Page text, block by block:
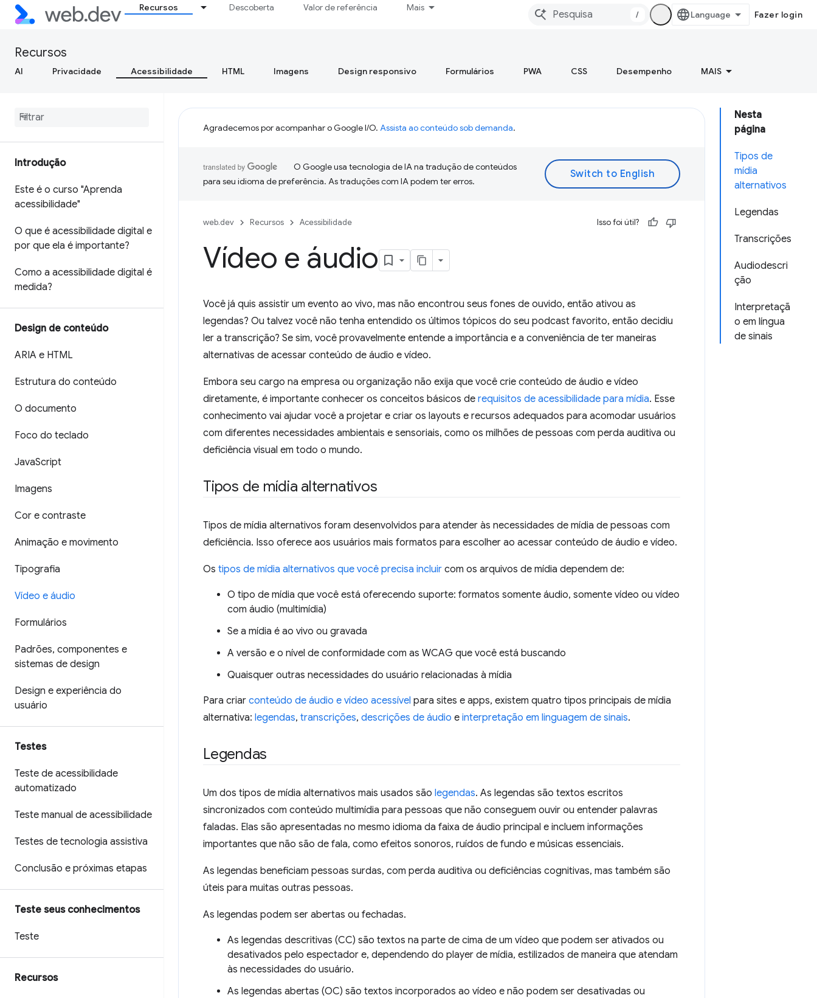
Recursos Descoberta Valor de referência Mais
/ Fazer login
Recursos
AI Privacidade Acessibilidade HTML Imagens Design responsivo Formulários PWA CSS Desempenho MAIS
Introdução
Este é o curso "Aprenda
acessibilidade"
O que é acessibilidade digital e
por que ela é importante?
Como a acessibilidade digital é
medida?
Design de conteúdo
ARIA e HTML
Estrutura do conteúdo
O documento
Foco do teclado
JavaScript
Imagens
Cor e contraste
Animação e movimento
Tipografia
Vídeo e áudio
Formulários
Padrões, componentes e
sistemas de design
Design e experiência do
usuário
Testes
Teste de acessibilidade
automatizado
Teste manual de acessibilidade
Testes de tecnologia assistiva
Conclusão e próximas etapas
Teste seus conhecimentos
Teste
Recursos
Nesta
página
Tipos de
mídia
alternativos
Legendas
Transcrições
Audiodescri
ção
Interpretaçã
o em língua
de sinais
Agradecemos por acompanhar o Google I/O. Assista ao conteúdo sob demanda.
O Google usa tecnologia de IA na tradução de conteúdos
para seu idioma de preferência. As traduções com IA podem ter erros.
web.dev Recursos Acessibilidade Isso foi útil?
Vídeo e áudio
Você já quis assistir um evento ao vivo, mas não encontrou seus fones de ouvido, então ativou as
legendas? Ou talvez você não tenha entendido os últimos tópicos do seu podcast favorito, então decidiu
ler a transcrição? Se sim, você provavelmente entende a importância e a conveniência de ter maneiras
alternativas de acessar conteúdo de áudio e vídeo.
Embora seu cargo na empresa ou organização não exija que você crie conteúdo de áudio e vídeo
diretamente, é importante conhecer os conceitos básicos de requisitos de acessibilidade para mídia. Esse
conhecimento vai ajudar você a projetar e criar os layouts e recursos adequados para acomodar usuários
com diferentes necessidades ambientais e sensoriais, como os milhões de pessoas com perda auditiva ou
deficiência visual em todo o mundo.
Tipos de mídia alternativos
Tipos de mídia alternativos foram desenvolvidos para atender às necessidades de mídia de pessoas com
deficiência. Isso oferece aos usuários mais formatos para escolher ao acessar conteúdo de áudio e vídeo.
Os tipos de mídia alternativos que você precisa incluir com os arquivos de mídia dependem de:
O tipo de mídia que você está oferecendo suporte: formatos somente áudio, somente vídeo ou vídeo
com áudio (multimídia)
Se a mídia é ao vivo ou gravada
A versão e o nível de conformidade com as WCAG que você está buscando
Quaisquer outras necessidades do usuário relacionadas à mídia
Para criar conteúdo de áudio e vídeo acessível para sites e apps, existem quatro tipos principais de mídia
alternativa: legendas, transcrições, descrições de áudio e interpretação em linguagem de sinais.
Legendas
Um dos tipos de mídia alternativos mais usados são legendas. As legendas são textos escritos
sincronizados com conteúdo multimídia para pessoas que não conseguem ouvir ou entender palavras
faladas. Elas são apresentadas no mesmo idioma da faixa de áudio principal e incluem informações
importantes que não são de fala, como efeitos sonoros, ruídos de fundo e músicas essenciais.
As legendas beneficiam pessoas surdas, com perda auditiva ou deficiências cognitivas, mas também são
úteis para muitas outras pessoas.
As legendas podem ser abertas ou fechadas.
As legendas descritivas (CC) são textos na parte de cima de um vídeo que podem ser ativados ou
desativados pelo espectador e, dependendo do player de mídia, estilizados de maneira que atendam
às necessidades do usuário.
As legendas abertas (OC) são textos incorporados ao vídeo e não podem ser desativadas ou